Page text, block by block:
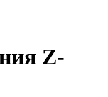
Z-